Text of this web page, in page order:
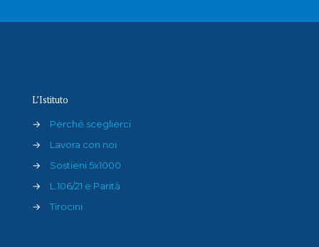
L’Istituto
→
Perché sceglierci
→
Lavora con noi
→
Sostieni 5x1000
→
L.106/21 e Parità
→
Tirocini